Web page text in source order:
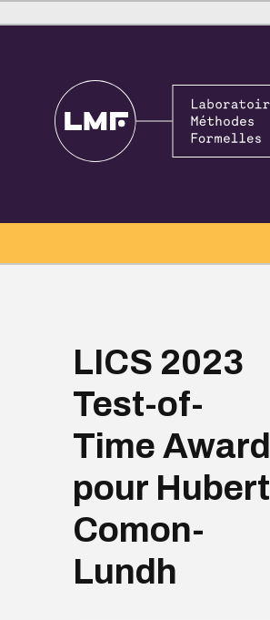
LICS 2023
Test-of-
Time Award
pour Hubert
Comon-
Lundh